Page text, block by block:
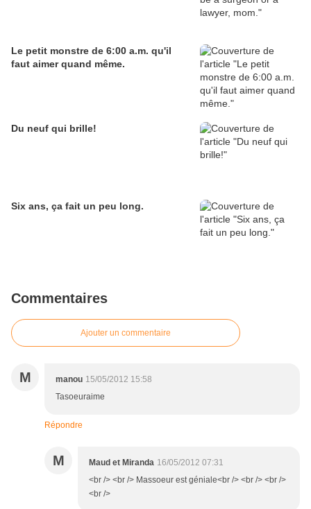
Le petit monstre de 6:00 a.m. qu'il
faut aimer quand même.
Du neuf qui brille!
Six ans, ça fait un peu long.
Commentaires
Ajouter un commentaire
M manou 15/05/2012 15:58
Tasoeuraime
Répondre
M Maud et Miranda 16/05/2012 07:31
<br /> <br /> Massoeur est géniale<br /> <br /> <br />
<br />